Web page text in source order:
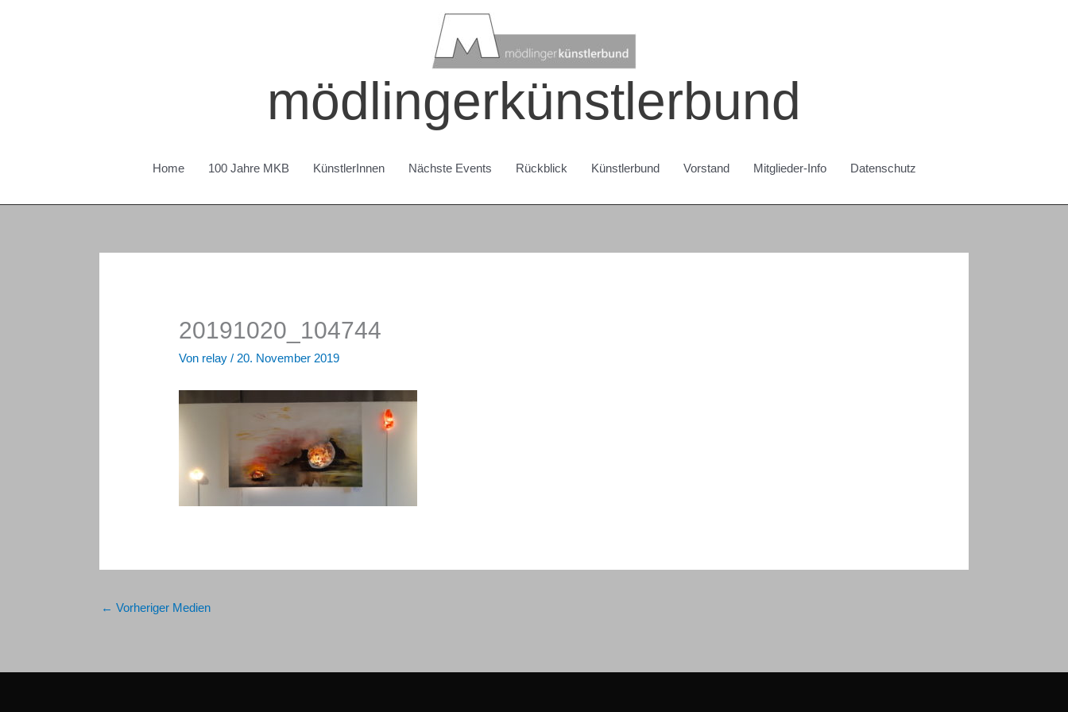
mödlingerkünstlerbund
Home 100 Jahre MKB KünstlerInnen Nächste Events Rückblick Künstlerbund Vorstand Mitglieder-Info Datenschutz
20191020_104744
Von relay/ 20. November 2019
← Vorheriger Medien